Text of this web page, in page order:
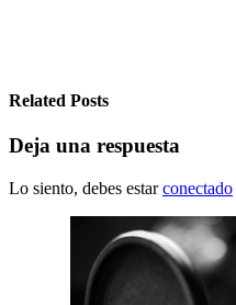
Related Posts
Deja una respuesta
Lo siento, debes estarconectado